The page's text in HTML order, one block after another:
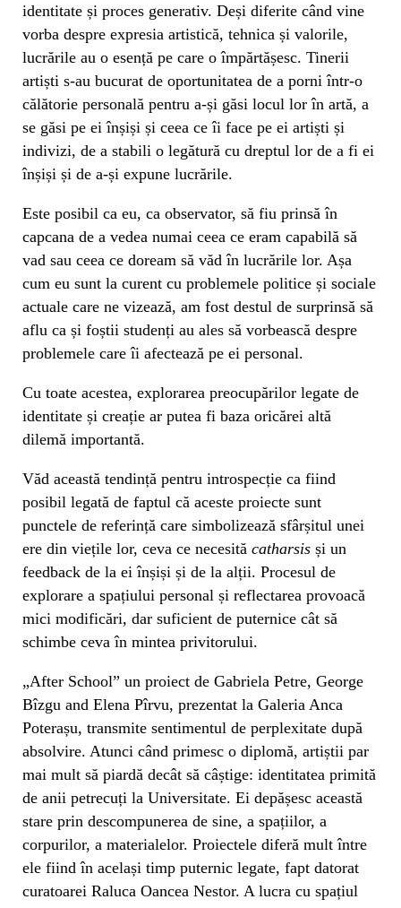
identitate și proces generativ. Deși diferite când vine
vorba despre expresia artistică, tehnica și valorile,
lucrările au o esență pe care o împărtășesc. Tinerii
artiști s-au bucurat de oportunitatea de a porni într-o
călătorie personală pentru a-și găsi locul lor în artă, a
se găsi pe ei înșiși și ceea ce îi face pe ei artiști și
indivizi, de a stabili o legătură cu dreptul lor de a fi ei
înșiși și de a-și expune lucrările.
Este posibil ca eu, ca observator, să fiu prinsă în
capcana de a vedea numai ceea ce eram capabilă să
vad sau ceea ce doream să văd în lucrările lor. Așa
cum eu sunt la curent cu problemele politice și sociale
actuale care ne vizează, am fost destul de surprinsă să
aflu ca și foștii studenți au ales să vorbească despre
problemele care îi afectează pe ei personal.
Cu toate acestea, explorarea preocupărilor legate de
identitate și creație ar putea fi baza oricărei altă
dilemă importantă.
Văd această tendință pentru introspecție ca fiind
posibil legată de faptul că aceste proiecte sunt
punctele de referință care simbolizează sfârșitul unei
ere din viețile lor, ceva ce necesită catharsis și un
feedback de la ei înșiși și de la alții. Procesul de
explorare a spațiului personal și reflectarea provoacă
mici modificări, dar suficient de puternice cât să
schimbe ceva în mintea privitorului.
„After School” un proiect de Gabriela Petre, George
Bîzgu and Elena Pîrvu, prezentat la Galeria Anca
Poterașu, transmite sentimentul de perplexitate după
absolvire. Atunci când primesc o diplomă, artiștii par
mai mult să piardă decât să câștige: identitatea primită
de anii petrecuți la Universitate. Ei depășesc această
stare prin descompunerea de sine, a spațiilor, a
corpurilor, a materialelor. Proiectele diferă mult între
ele fiind în același timp puternic legate, fapt datorat
curatoarei Raluca Oancea Nestor. A lucra cu spațiul